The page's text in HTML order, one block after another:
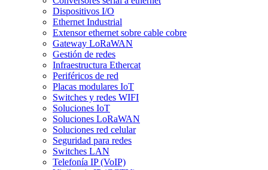
Dispositivos I/O
Ethernet Industrial
Extensor ethernet sobre cable cobre
Gateway LoRaWAN
Gestión de redes
Infraestructura Ethercat
Periféricos de red
Placas modulares IoT
Switches y redes WIFI
Soluciones IoT
Soluciones LoRaWAN
Soluciones red celular
Seguridad para redes
Switches LAN
Telefonía IP (VoIP)